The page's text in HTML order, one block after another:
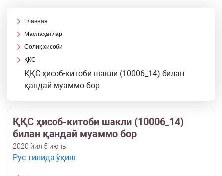
Главная
Маслаҳатлар
Солиқ ҳисоби
ҚҚС
ҚҚС ҳисоб-китоби шакли (10006_14) билан
қандай муаммо бор
ҚҚС ҳисоб-китоби шакли (10006_14)
билан қандай муаммо бор
2020 йил 5 июнь
Рус тилида ўқиш